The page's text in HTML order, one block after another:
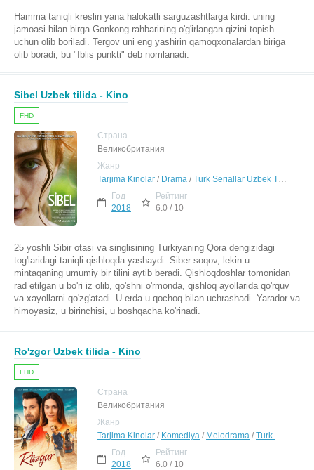
Hamma taniqli kreslin yana halokatli sarguzashtlarga kirdi: uning
jamoasi bilan birga Gonkong rahbarining o'g'irlangan qizini topish
uchun olib boriladi. Tergov uni eng yashirin qamoqxonalardan biriga
olib boradi, bu "Iblis punkti" deb nomlanadi.
Sibel Uzbek tilida - Kino
FHD
Страна
Великобритания
Жанр
Tarjima Kinolar / Drama /Turk Seriallar Uzbek Tilida
Год
2018
Рейтинг
6.0 / 10
25 yoshli Sibir otasi va singlisining Turkiyaning Qora dengizidagi
tog'laridagi taniqli qishloqda yashaydi. Siber soqov, lekin u
mintaqaning umumiy bir tilini aytib beradi. Qishloqdoshlar tomonidan
rad etilgan u bo'ri iz olib, qo'shni o'rmonda, qishloq ayollarida qo'rquv
va xayollarni qo'zg'atadi. U erda u qochoq bilan uchrashadi. Yarador va
himoyasiz, u birinchisi, u boshqacha ko'rinadi.
Ro'zgor Uzbek tilida - Kino
FHD
Страна
Великобритания
Жанр
Tarjima Kinolar / Komediya / Melodrama /Turk Seriallar Uzbek Tilida
Год
2018
Рейтинг
6.0 / 10